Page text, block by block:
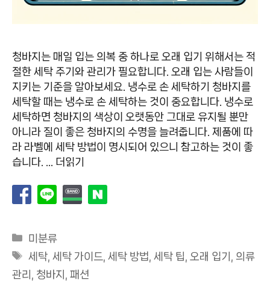
청바지는 매일 입는 의복 중 하나로 오래 입기 위해서는 적
절한 세탁 주기와 관리가 필요합니다. 오래 입는 사람들이
지키는 기준을 알아보세요. 냉수로 손 세탁하기 청바지를
세탁할 때는 냉수로 손 세탁하는 것이 중요합니다. 냉수로
세탁하면 청바지의 색상이 오랫동안 그대로 유지될 뿐만
아니라 질이 좋은 청바지의 수명을 늘려줍니다. 제품에 따
라 라벨에 세탁 방법이 명시되어 있으니 참고하는 것이 좋
습니다. …
더읽기
카
테
리
미분류
태
그
세탁 ,세탁 가이드 ,세탁 방법 ,세탁 팁 오래 입기
의류
관리
청바지 패션